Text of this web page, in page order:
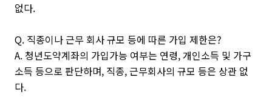
없다.
Q. 직종이나 근무 회사 규모 등에 따른 가입 제한은?
A. 청년도약계좌의 가입가능 여부는 연령, 개인소득 및 가구
소득 등으로 판단하며, 직종, 근무회사의 규모 등은 상관 없
다.